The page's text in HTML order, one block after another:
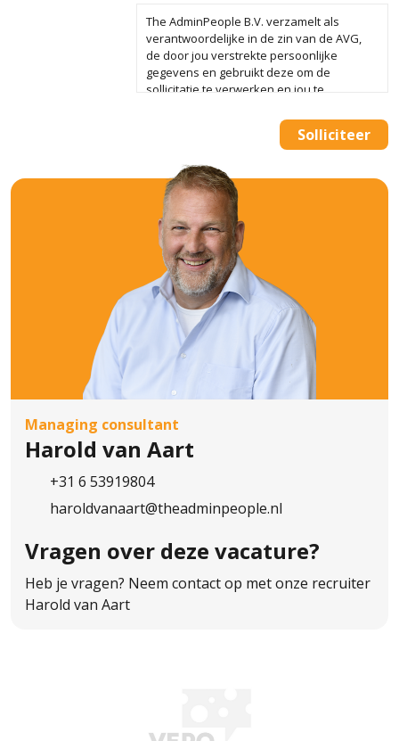
The AdminPeople B.V. verzamelt als
verantwoordelijke in de zin van de AVG,
de door jou verstrekte persoonlijke
gegevens en gebruikt deze om de
sollicitatie te verwerken en jou te
We bewaren je gegevens in onze
database tot vier weken na beëindiging
ons daarvoor toestemming geeft bewaren
wij je gegevens tot 12 maanden na de
beëindiging van de procedure. Je kan The
AdminPeople B.V. op elk moment
verzoeken jouw gegevens te verwijderen
of de toestemming in te trekken. Meer
informatie vind je in het Privacy Statement
van The AdminPeople B.V..
Solliciteer
Managing consultant
Harold van Aart
+31 6 53919804
haroldvanaart@theadminpeople.nl
Vragen over deze vacature?
Heb je vragen? Neem contact op met onze recruiter
Harold van Aart